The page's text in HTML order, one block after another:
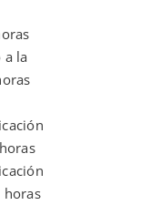
a la
horas